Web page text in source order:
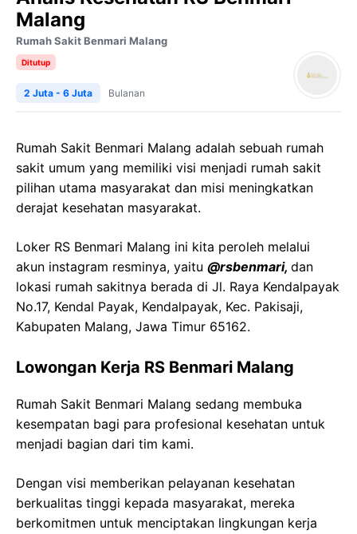
Malang
Rumah Sakit Benmari Malang
Ditutup
2 Juta - 6 Juta Bulanan
Rumah Sakit Benmari Malang adalah sebuah rumah
sakit umum yang memiliki visi menjadi rumah sakit
pilihan utama masyarakat dan misi meningkatkan
derajat kesehatan masyarakat.
Loker RS Benmari Malang ini kita peroleh melalui
akun instagram resminya, yaitu @rsbenmari, dan
lokasi rumah sakitnya berada di Jl. Raya Kendalpayak
No.17, Kendal Payak, Kendalpayak, Kec. Pakisaji,
Kabupaten Malang, Jawa Timur 65162.
Lowongan Kerja RS Benmari Malang
Rumah Sakit Benmari Malang sedang membuka
kesempatan bagi para profesional kesehatan untuk
menjadi bagian dari tim kami.
Dengan visi memberikan pelayanan kesehatan
berkualitas tinggi kepada masyarakat, mereka
berkomitmen untuk menciptakan lingkungan kerja